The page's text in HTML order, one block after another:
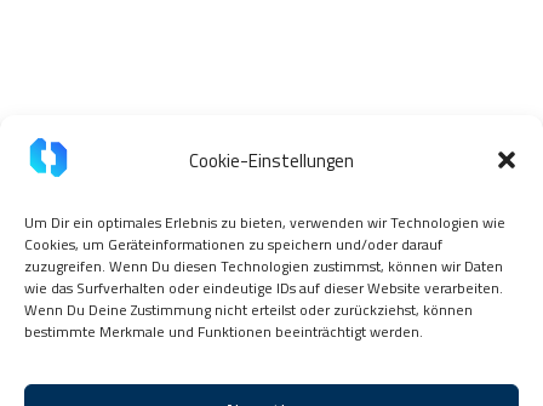
Cookie-Einstellungen
Um Dir ein optimales Erlebnis zu bieten, verwenden wir Technologien wie
Cookies, um Geräteinformationen zu speichern und/oder darauf
zuzugreifen. Wenn Du diesen Technologien zustimmst, können wir Daten
wie das Surfverhalten oder eindeutige IDs auf dieser Website verarbeiten.
Wenn Du Deine Zustimmung nicht erteilst oder zurückziehst, können
bestimmte Merkmale und Funktionen beeinträchtigt werden.